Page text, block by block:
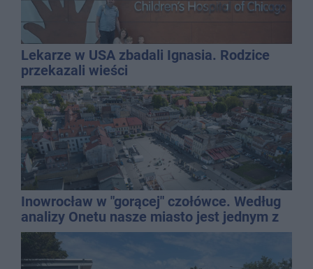
Lekarze w USA zbadali Ignasia. Rodzice
przekazali wieści
Inowrocław w "gorącej" czołówce. Według
analizy Onetu nasze miasto jest jednym z
najbardziej narażonych na upały